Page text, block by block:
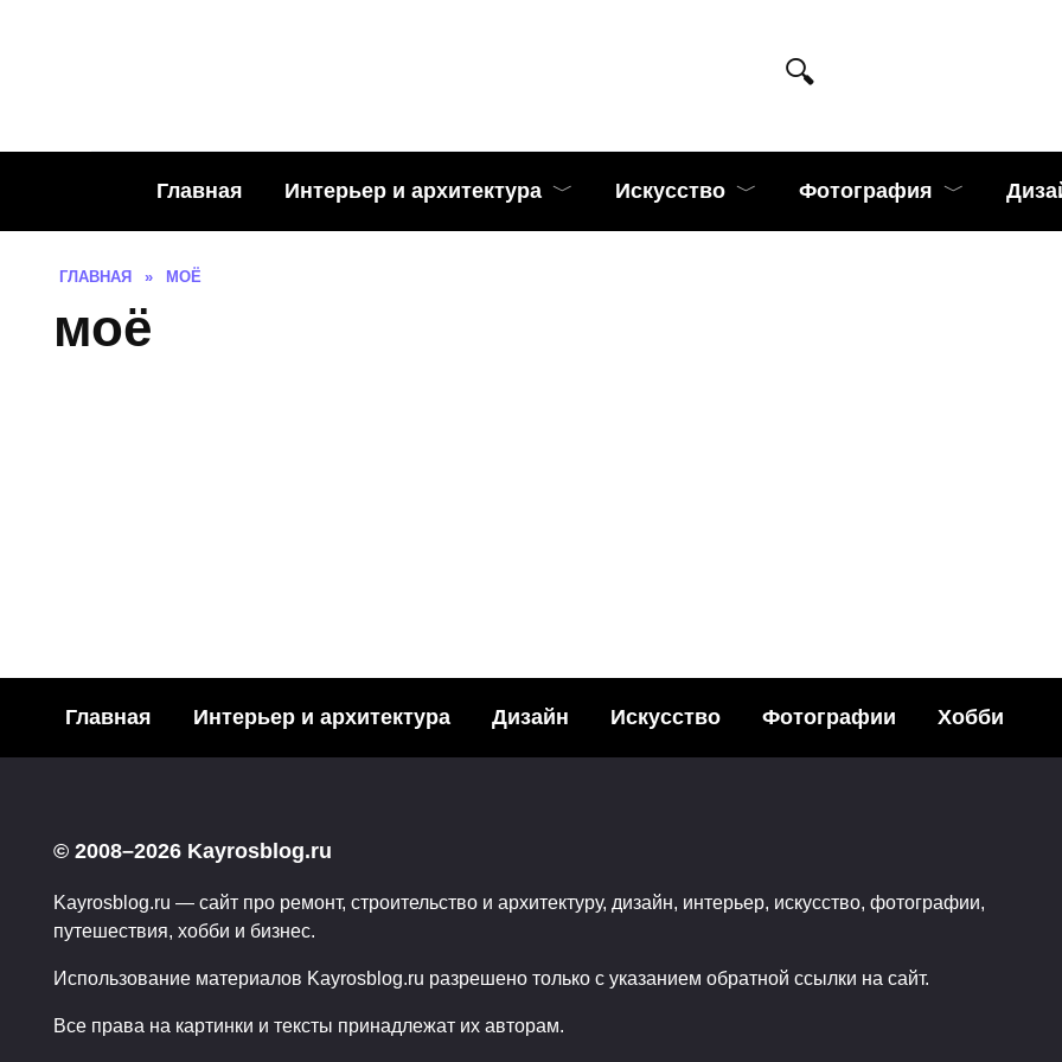
Главная Интерьер и архитектура Искусство Фотография
ГЛАВНАЯ » МОЁ
моё
Слоноворот.
45 04.07.2009
Главная Интерьер и архитектура Дизайн Искусство Фотографии Хобби
© 2008–2026 Kayrosblog.ru
Kayrosblog.ru — сайт про ремонт, строительство и архитектуру, дизайн, интерьер, искусство, фотографии,
путешествия, хобби и бизнес.
Использование материалов Kayrosblog.ru разрешено только с указанием обратной ссылки на сайт.
Все права на картинки и тексты принадлежат их авторам.